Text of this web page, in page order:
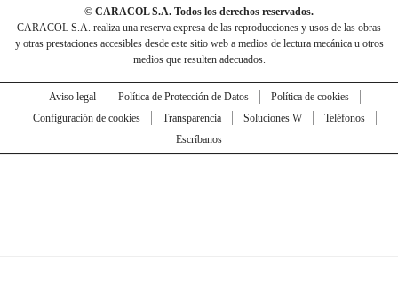
© CARACOL S.A. Todos los derechos reservados.
CARACOL S.A. realiza una reserva expresa de las reproducciones y usos de las obras
y otras prestaciones accesibles desde este sitio web a medios de lectura mecánica u otros
medios que resulten adecuados.
Aviso legal Política de Protección de Datos
Política de cookies
Configuración de cookies
Transparencia Soluciones W
Teléfonos
Escríbanos